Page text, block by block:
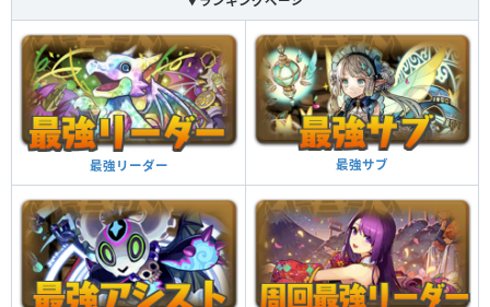
最強リーダー 最強サブ